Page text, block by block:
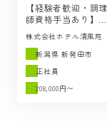
【経験者歓迎・調理
師資格手当あり】調
理スタッフの求人 /
ホテル清風苑（新発
田市）
株式会社ホテル清風苑
新潟県 新発田市
正社員
208,000円〜